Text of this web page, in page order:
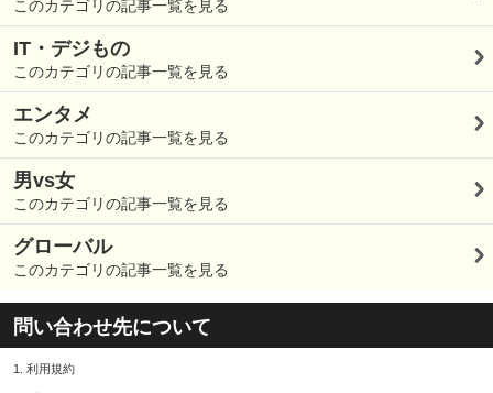
このカテゴリの記事一覧を見る
IT・デジもの
このカテゴリの記事一覧を見る
エンタメ
このカテゴリの記事一覧を見る
男vs女
このカテゴリの記事一覧を見る
グローバル
このカテゴリの記事一覧を見る
問い合わせ先について
1. 利用規約